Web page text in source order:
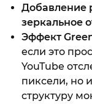
Добавление
зеркальное
Эффект
если это
YouTube
пиксели, но
структуру